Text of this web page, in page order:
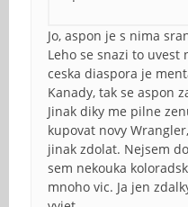
Jo, aspon je s nima
Leho se snazi to uvest
ceska diaspora je
Kanady, tak se aspon
Jinak diky me pilne
kupovat novy
jinak zdolat. Nejsem
sem nekouka
mnoho vic. Ja jen